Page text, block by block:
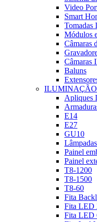
Video
Smart
Tomadas
Módulos
Câmaras
Câmaras
Baluns
Apliques
E14
E27
GU10
Painel
Painel
T8-1200
T8-1500
T8-60
Fita
Fita LED
Fita LED